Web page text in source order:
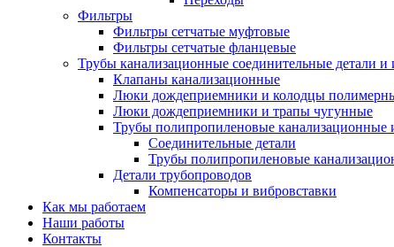
Фильтры
Фильтры сетчатые муфтовые
Фильтры сетчатые фланцевые
Трубы канализационные соединительные детали и
Клапаны канализационные
Люки дождеприемники и колодцы
Люки дождеприемники и трапы чугунные
Трубы полипропиленовые канализационные
Соединительные детали
Трубы полипропиленовые
Детали трубопроводов
Компенсаторы и вибровставки
Как мы работаем
Наши работы
Контакты